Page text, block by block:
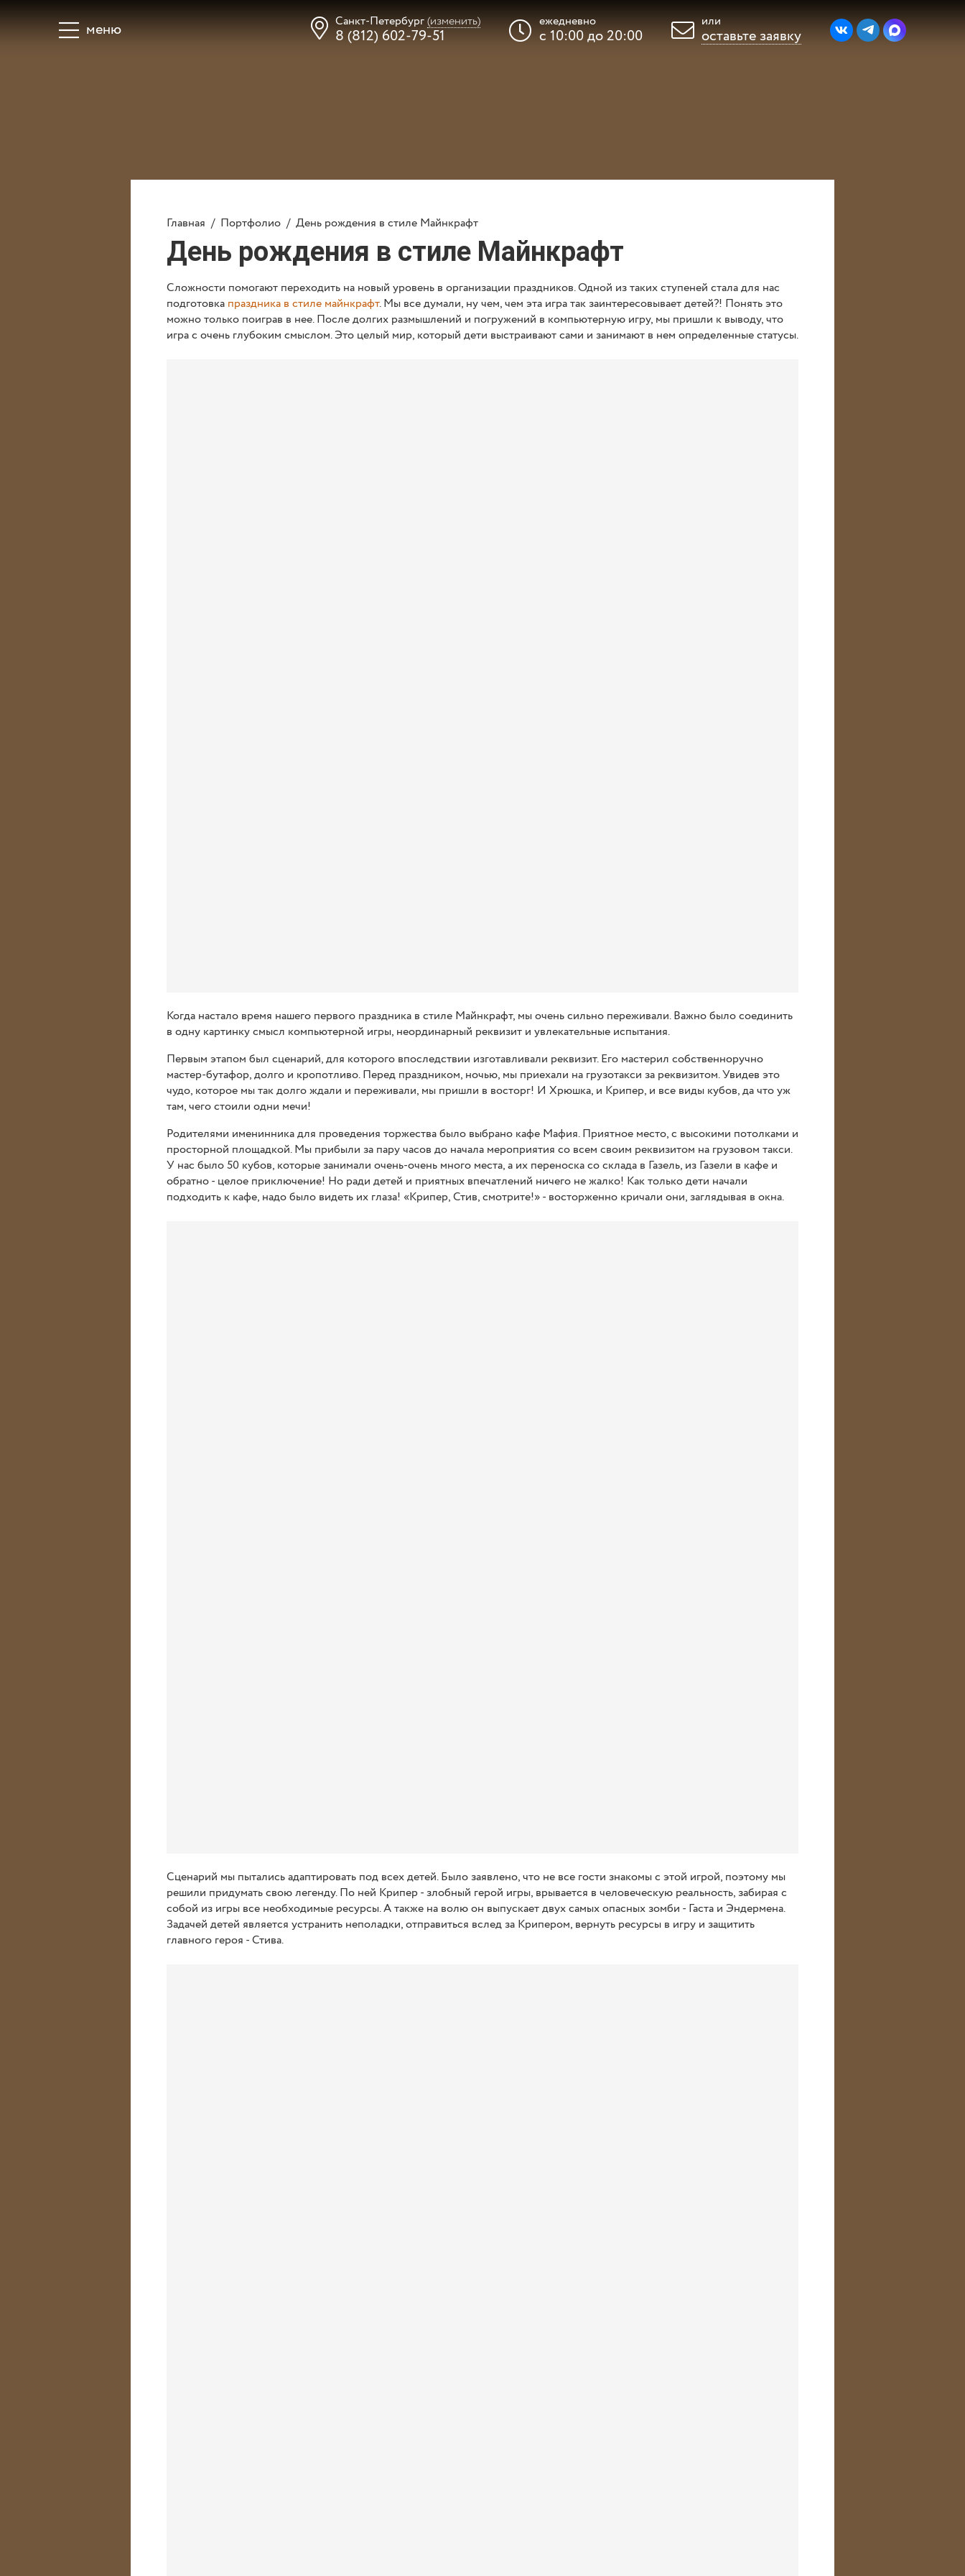
меню Санкт-Петербург(изменить)
8 (812) 602-79-51
ежедневно
с 10:00 до 20:00
или
оставьте заявку
Главная Праздники для детей
Где провести праздник
Узнать цену и получить бонус
О нас Контакты Вишлист
Главная / Портфолио / День рождения в стиле Майнкрафт
День рождения в стиле Майнкрафт
Сложности помогают переходить на новый уровень в организации праздников. Одной из таких ступеней стала для нас
подготовка праздника в стиле майнкрафт. Мы все думали, ну чем, чем эта игра так заинтересовывает детей?! Понять это
можно только поиграв в нее. После долгих размышлений и погружений в компьютерную игру, мы пришли к выводу, что
игра с очень глубоким смыслом. Это целый мир, который дети выстраивают сами и занимают в нем определенные статусы.
Когда настало время нашего первого праздника в стиле Майнкрафт, мы очень сильно переживали. Важно было соединить
в одну картинку смысл компьютерной игры, неординарный реквизит и увлекательные испытания.
Первым этапом был сценарий, для которого впоследствии изготавливали реквизит. Его мастерил собственноручно
мастер-бутафор, долго и кропотливо. Перед праздником, ночью, мы приехали на грузотакси за реквизитом. Увидев это
чудо, которое мы так долго ждали и переживали, мы пришли в восторг! И Хрюшка, и Крипер, и все виды кубов, да что уж
там, чего стоили одни мечи!
Родителями именинника для проведения торжества было выбрано кафе Мафия. Приятное место, с высокими потолками и
просторной площадкой. Мы прибыли за пару часов до начала мероприятия со всем своим реквизитом на грузовом такси.
У нас было 50 кубов, которые занимали очень-очень много места, а их переноска со склада в Газель, из Газели в кафе и
обратно - целое приключение! Но ради детей и приятных впечатлений ничего не жалко! Как только дети начали
подходить к кафе, надо было видеть их глаза! «Крипер, Стив, смотрите!» - восторженно кричали они, заглядывая в окна.
Сценарий мы пытались адаптировать под всех детей. Было заявлено, что не все гости знакомы с этой игрой, поэтому мы
решили придумать свою легенду. По ней Крипер - злобный герой игры, врывается в человеческую реальность, забирая с
собой из игры все необходимые ресурсы. А также на волю он выпускает двух самых опасных зомби - Гаста и Эндермена.
Задачей детей является устранить неполадки, отправиться вслед за Крипером, вернуть ресурсы в игру и защитить
главного героя - Стива.